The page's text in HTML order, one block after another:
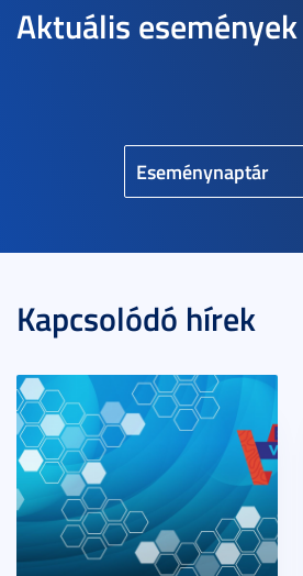
Aktuális események
Eseménynaptár
Kapcsolódó hírek